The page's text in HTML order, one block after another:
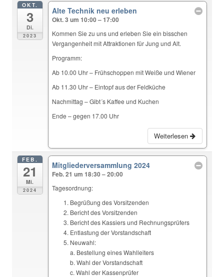
OKT.
3
Di.
2023
Alte Technik neu erleben
Okt. 3 um 10:00 – 17:00
Kommen Sie zu uns und erleben Sie ein bisschen
Vergangenheit mit Attraktionen für Jung und Alt.
Programm:
Ab 10.00 Uhr – Frühschoppen mit Weiße und Wiener
Ab 11.30 Uhr – Eintopf aus der Feldküche
Nachmittag – Gibt´s Kaffee und Kuchen
Ende – gegen 17.00 Uhr
Weiterlesen
FEB.
21
Mi.
2024
Mitgliederversammlung 2024
Feb. 21 um 18:30 – 20:00
Tagesordnung:
Begrüßung des Vorsitzenden
Bericht des Vorsitzenden
Bericht des Kassiers und Rechnungsprüfers
Entlastung der Vorstandschaft
Neuwahl:
a. Bestellung eines Wahlleiters
b. Wahl der Vorstandschaft
c. Wahl der Kassenprüfer